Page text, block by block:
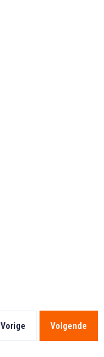
Vorige Volgende